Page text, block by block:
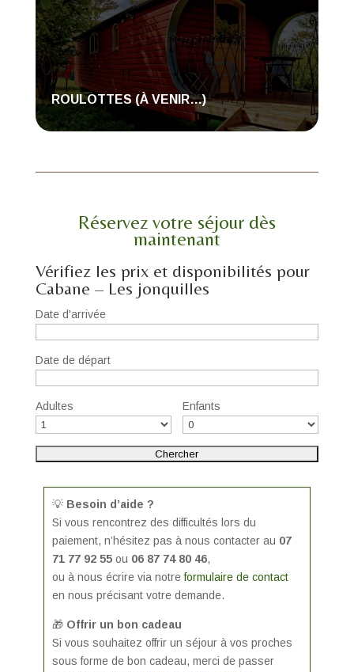
ROULOTTES (À VENIR…)
Réservez votre séjour dès
maintenant
Vérifiez les prix et disponibilités pour
Cabane – Les jonquilles
Date d'arrivée
Date de départ
Adultes Enfants
💡 Besoin d’aide ?
Si vous rencontrez des difficultés lors du
paiement, n’hésitez pas à nous contacter au 07
71 77 92 55ou 06 87 74 80 46,
ou à nous écrire via notreformulaire de contact
en nous précisant votre demande.
🎁 Offrir un bon cadeau
Si vous souhaitez offrir un séjour à vos proches
sous forme de bon cadeau, merci de passer